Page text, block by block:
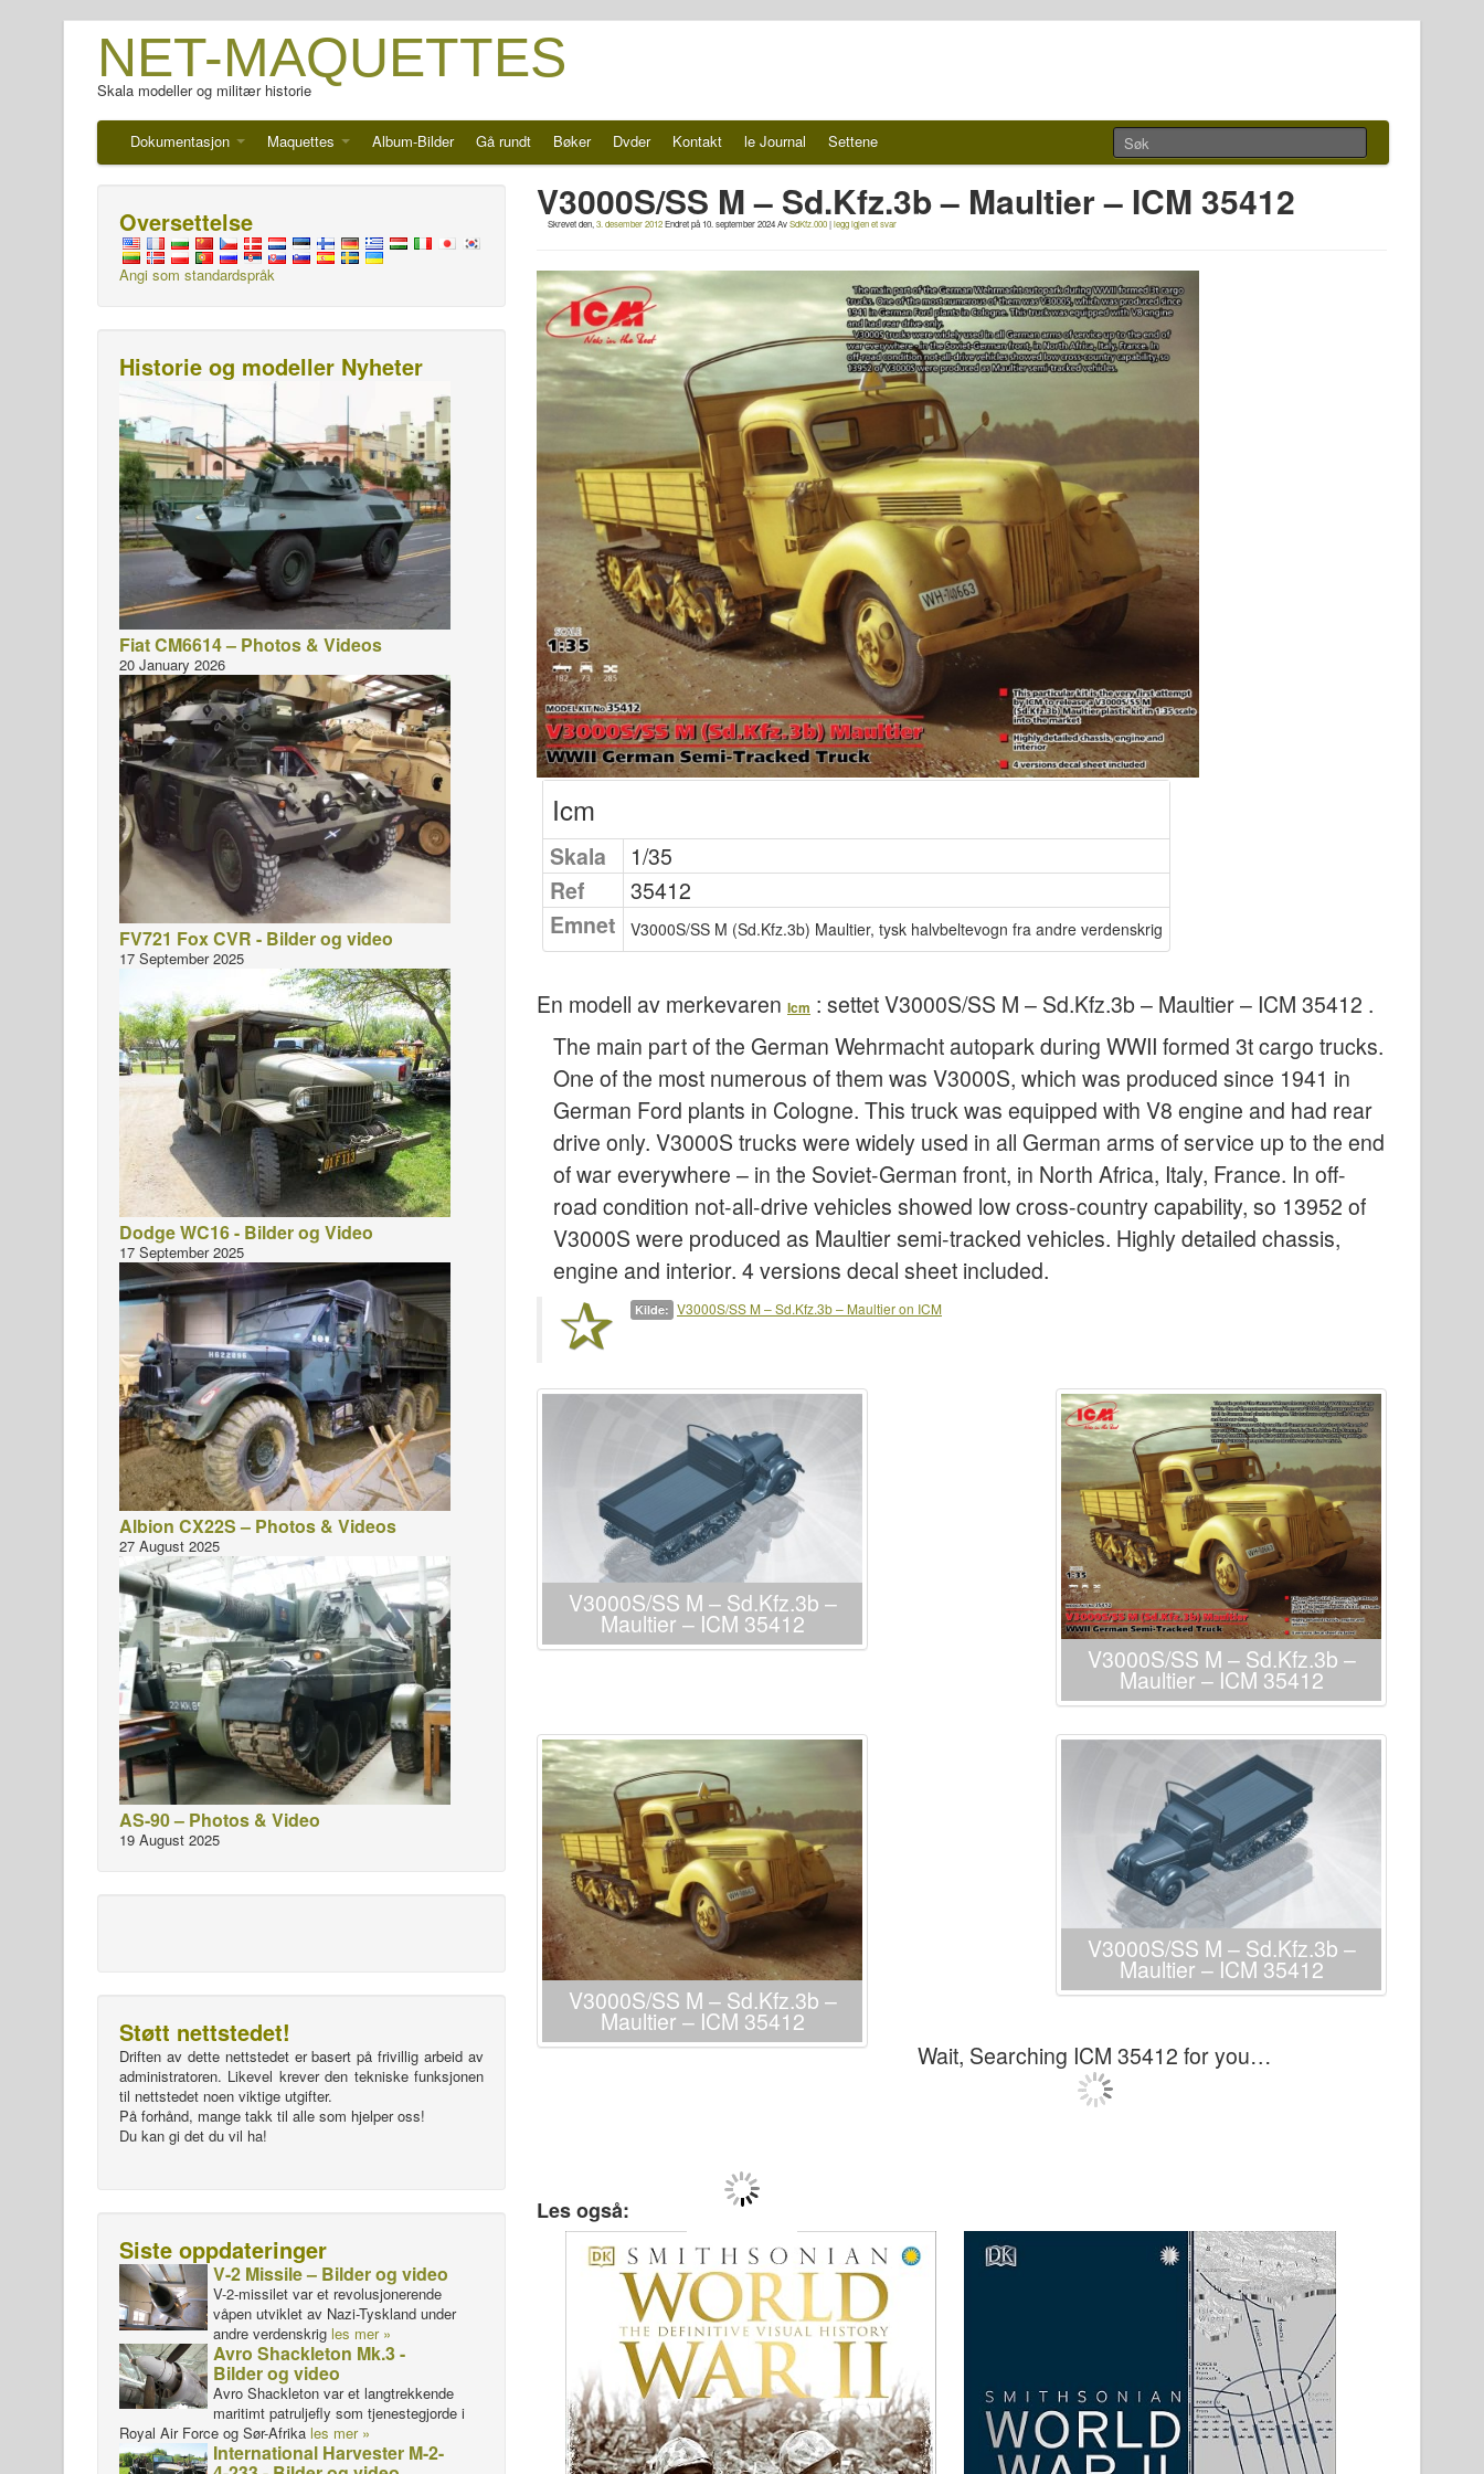
NET-MAQUETTES
Skala modeller og militær historie
Dokumentasjon Maquettes Album-Bilder Gå rundt Bøker Dvder Kontakt le Journal Settene
V3000S/SS M – Sd.Kfz.3b – Maultier – ICM 35412
Skrevet den, 3. desember 2012Endret på 10. september 2024AvSdKfz.000|legg igjen et svar
Icm
Skala
1/35
Ref
35412
Emnet
V3000S/SS M (Sd.Kfz.3b) Maultier, tysk halvbeltevogn fra andre verdenskrig
En modell av merkevaren Icm : settetV3000S/SS M – Sd.Kfz.3b – Maultier – ICM 35412 .
The main part of the German Wehrmacht autopark during WWII formed 3t cargo trucks.
One of the most numerous of them was V3000S, which was produced since 1941 in
German Ford plants in Cologne. This truck was equipped with V8 engine and had rear
drive only. V3000S trucks were widely used in all German arms of service up to the end
of war everywhere – in the Soviet-German front, in North Africa, Italy, France. In off-
road condition not-all-drive vehicles showed low cross-country capability, so 13952 of
V3000S were produced as Maultier semi-tracked vehicles. Highly detailed chassis,
engine and interior. 4 versions decal sheet included.
Kilde: V3000S/SS M – Sd.Kfz.3b – Maultier on ICM
V3000S/SS M – Sd.Kfz.3b –
Maultier – ICM 35412
V3000S/SS M – Sd.Kfz.3b –
Maultier – ICM 35412
V3000S/SS M – Sd.Kfz.3b –
Maultier – ICM 35412
V3000S/SS M – Sd.Kfz.3b –
Maultier – ICM 35412
Wait, Searching ICM 35412 for you…
Les også:
Oversettelse
Angi som standardspråk
Historie og modeller Nyheter
Fiat CM6614 – Photos & Videos
20 January 2026
FV721 Fox CVR - Bilder og video
17 September 2025
Dodge WC16 - Bilder og Video
17 September 2025
Albion CX22S – Photos & Videos
27 August 2025
AS-90 – Photos & Video
19 August 2025
Støtt nettstedet!
Driften av dette nettstedet er basert på frivillig arbeid av
administratoren. Likevel krever den tekniske funksjonen
til nettstedet noen viktige utgifter.
På forhånd, mange takk til alle som hjelper oss!
Du kan gi det du vil ha!
Siste oppdateringer
V-2 Missile – Bilder og video
V-2-missilet var et revolusjonerende
våpen utviklet av Nazi-Tyskland under
andre verdenskrig les mer »
Avro Shackleton Mk.3 -
Bilder og video
Avro Shackleton var et langtrekkende
maritimt patruljefly som tjenestegjorde i
Royal Air Force og Sør-Afrika les mer »
International Harvester M-2-